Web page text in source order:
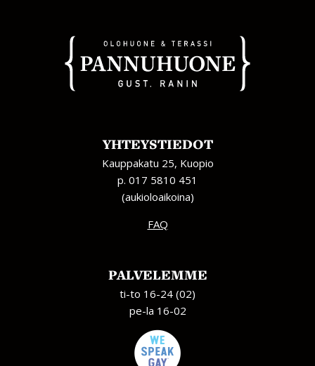
YHTEYSTIEDOT
Kauppakatu 25, Kuopio
p. 017 5810 451
(aukioloaikoina)
FAQ
PALVELEMME
ti-to 16-24 (02)
pe-la 16-02